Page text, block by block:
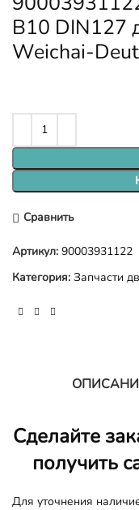
B10 DIN127
Weichai-
Сравнить
Артикул: 90003931122
Категория: Запчасти
Сделайте
получить
Для уточнения